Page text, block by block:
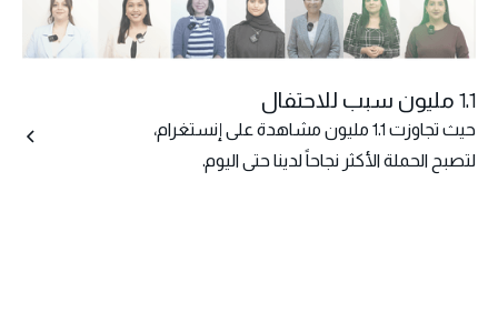
1.1 مليون سبب للاحتفال
حيث تجاوزت 1.1 مليون مشاهدة على إنستغرام،
لتصبح الحملة الأكثر نجاحاً لدينا حتى اليوم.